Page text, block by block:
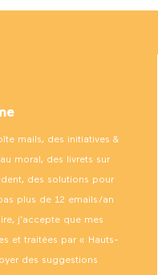
mails, des initiatives &
moral, des livrets sur
des solutions pour
plus de 12 emails/an
j’accepte que mes
et traitées par « Hauts-
des suggestions